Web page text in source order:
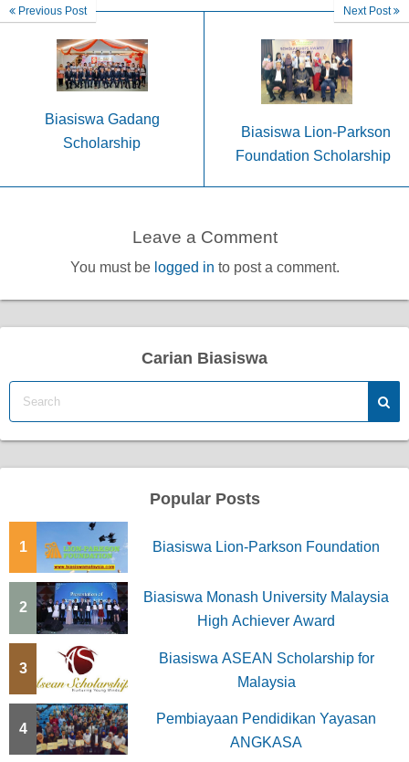
Previous Post
Biasiswa Gadang
Scholarship
Next Post
Biasiswa Lion-Parkson
Foundation Scholarship
Leave a Comment
You must be logged in to post a comment.
Carian Biasiswa
Popular Posts
1 Biasiswa Lion-Parkson Foundation
2
Biasiswa Monash University Malaysia
High Achiever Award
3
Biasiswa ASEAN Scholarship for
Malaysia
4
Pembiayaan Pendidikan Yayasan
ANGKASA